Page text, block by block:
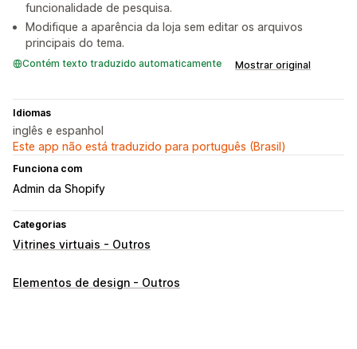
funcionalidade de pesquisa.
Modifique a aparência da loja sem editar os arquivos
principais do tema.
Contém texto traduzido automaticamente Mostrar original
Idiomas
inglês e espanhol
Este app não está traduzido para português (Brasil)
Funciona com
Admin da Shopify
Categorias
Vitrines virtuais - Outros
Elementos de design - Outros